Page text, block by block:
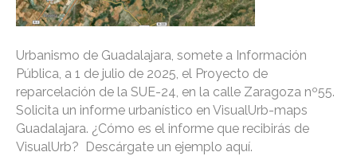
Urbanismo de Guadalajara, somete a Información
Pública, a 1 de julio de 2025, el Proyecto de
reparcelación de la SUE-24, en la calle Zaragoza nº55.
Solicita un informe urbanístico en VisualUrb-maps
Guadalajara. ¿Cómo es el informe que recibirás de
VisualUrb? Descárgate un ejemplo aquí.